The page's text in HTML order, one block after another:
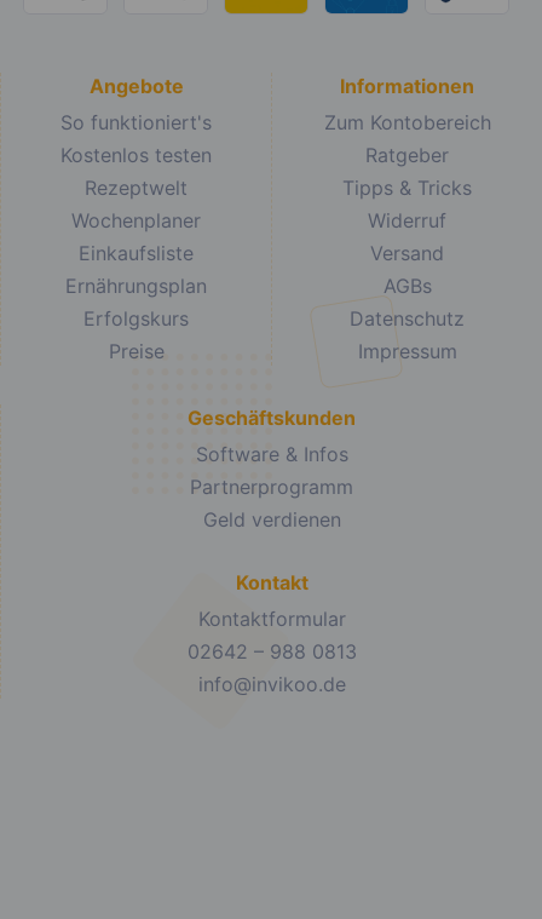
Angebote
So funktioniert's
Kostenlos testen
Rezeptwelt
Wochenplaner
Einkaufsliste
Ernährungsplan
Erfolgskurs
Preise
Informationen
Zum Kontobereich
Ratgeber
Tipps & Tricks
Widerruf
Versand
AGBs
Datenschutz
Impressum
Geschäftskunden
Software & Infos
Partnerprogramm
Geld verdienen
Kontakt
Kontaktformular
02642 – 988 0813
info@invikoo.de